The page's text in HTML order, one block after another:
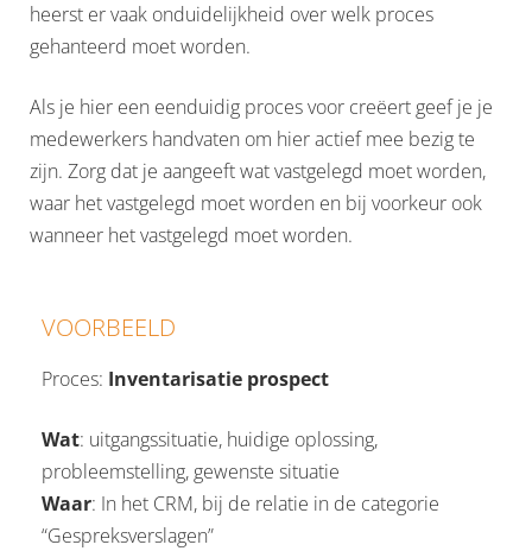
heerst er vaak onduidelijkheid over welk proces
gehanteerd moet worden.
Als je hier een eenduidig proces voor creëert geef je je
medewerkers handvaten om hier actief mee bezig te
zijn. Zorg dat je aangeeft wat vastgelegd moet worden,
waar het vastgelegd moet worden en bij voorkeur ook
wanneer het vastgelegd moet worden.
VOORBEELD
Proces: Inventarisatie prospect
Wat: uitgangssituatie, huidige oplossing,
probleemstelling, gewenste situatie
Waar: In het CRM, bij de relatie in de categorie
“Gespreksverslagen”